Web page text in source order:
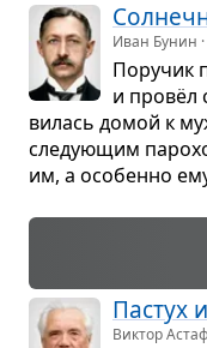
Иван Бунин ·
Пору­чик
и провёл
ви­лась домой к
сле­ду­ю­щим
им, а осо­бенно
Пастух
Виктор